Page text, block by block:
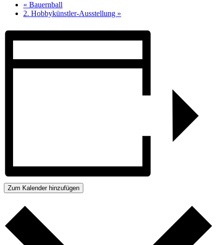
« Bauernball
2. Hobbykünstler-Ausstellung »
Zum Kalender hinzufügen